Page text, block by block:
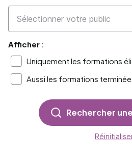
Afficher :
Uniquement les formations
Aussi les formations
Rechercher